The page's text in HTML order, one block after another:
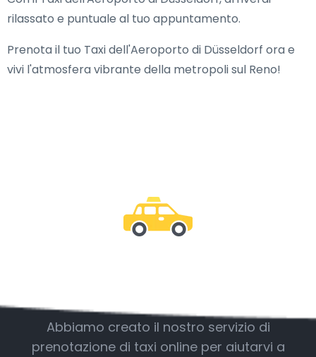
rilassato e puntuale al tuo appuntamento.
Prenota il tuo Taxi dell'Aeroporto di Düsseldorf ora e
vivi l'atmosfera vibrante della metropoli sul Reno!
Abbiamo creato il nostro servizio di
prenotazione di taxi online per aiutarvi a